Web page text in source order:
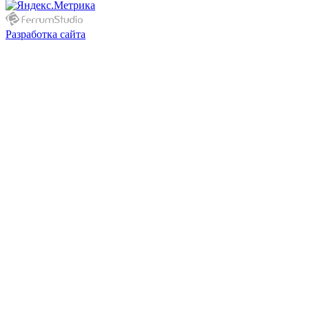
Разработка сайта